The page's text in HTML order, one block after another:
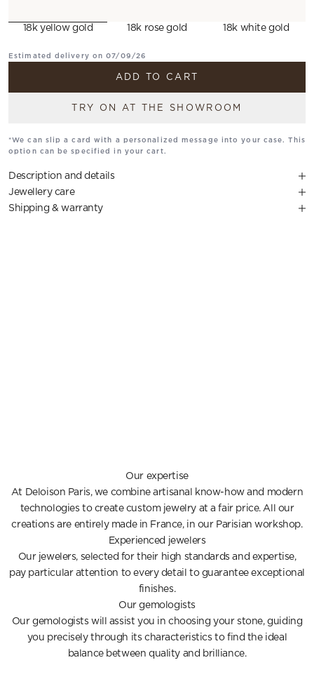
18k yellow gold 18k rose gold 18k white gold
Estimated delivery on 07/09/26
ADD TO CART
TRY ON AT THE SHOWROOM
*We can slip a card with a personalized message into your case. This
option can be specified in your cart.
Description and details
Jewellery care
Shipping & warranty
Our expertise
At Deloison Paris, we combine artisanal know-how and modern
technologies to create custom jewelry at a fair price. All our
creations are entirely made in France, in our Parisian workshop.
Experienced jewelers
Our jewelers, selected for their high standards and expertise,
pay particular attention to every detail to guarantee exceptional
finishes.
Our gemologists
Our gemologists will assist you in choosing your stone, guiding
you precisely through its characteristics to find the ideal
balance between quality and brilliance.